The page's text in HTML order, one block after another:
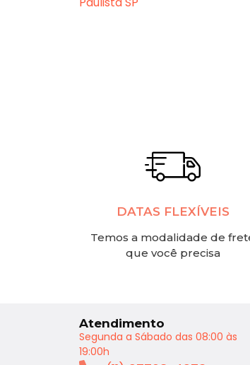
DATAS FLEXÍVEIS
Temos a modalidade de
que você precisa
Atendimento
Segunda a Sábado das 08:00 às
19:00h